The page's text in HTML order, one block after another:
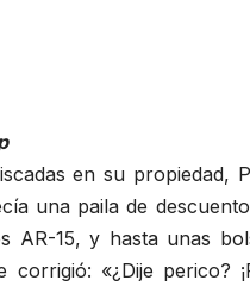
en su propiedad,
una paila de
AR-15, y hasta unas
«¿Dije perico?